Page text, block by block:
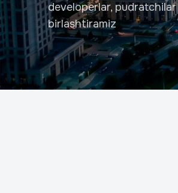
developerlar,
birlashtiramiz